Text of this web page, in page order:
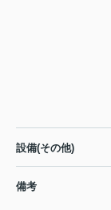
設備(その他)
備考